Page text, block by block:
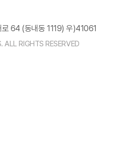
64 (동내동 1119) 우)41061
RIGHTS RESERVED